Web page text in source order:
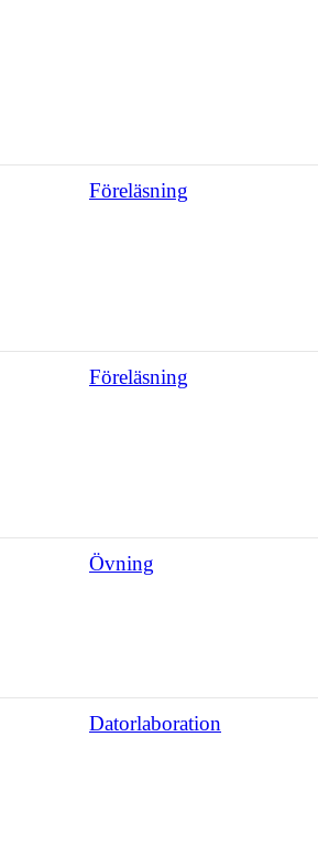
Föreläsning
Föreläsning
Övning
Datorlaboration